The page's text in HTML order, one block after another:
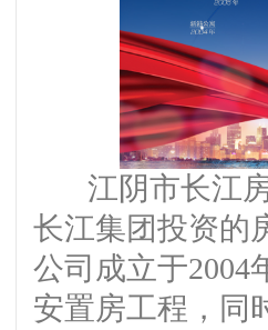
江阴市长江房
长江集团投资的
公司成立于2004
安置房工程，同